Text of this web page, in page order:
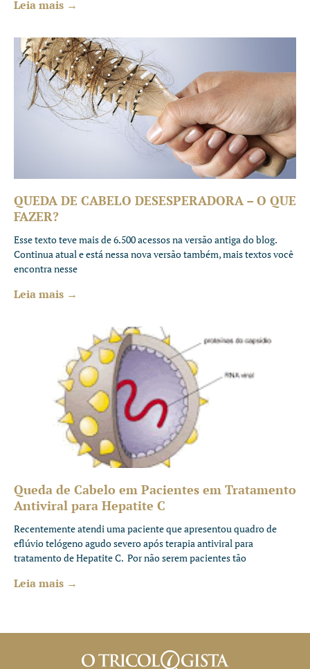
Leia mais →
QUEDA DE CABELO DESESPERADORA – O QUE
FAZER?
Esse texto teve mais de 6.500 acessos na versão antiga do blog.
Continua atual e está nessa nova versão também, mais textos você
encontra nesse
Leia mais →
Queda de Cabelo em Pacientes em Tratamento
Antiviral para Hepatite C
Recentemente atendi uma paciente que apresentou quadro de
eflúvio telógeno agudo severo após terapia antiviral para
tratamento de Hepatite C. Por não serem pacientes tão
Leia mais →